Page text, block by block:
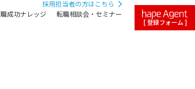
採用担当者の方はこちら
成功ナレッジ 転職相談会・セミナー
[ 登録フォーム ]